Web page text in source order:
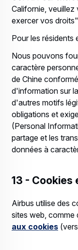
Californie,
exercer vos
Pour les résidents
Nous pouvons
caractère
de Chine
d'information sur
d'autres motifs
obligations et
(Personal
partage et les
données à
13 -
Airbus utilise des
sites web, comme
aux cookies